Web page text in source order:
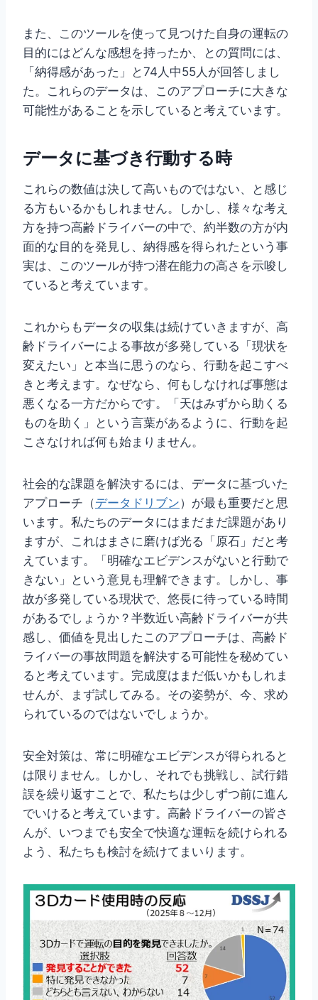
また、このツールを使って見つけた自身の運転の
目的にはどんな感想を持ったか、との質問には、
「納得感があった」と74人中55人が回答しまし
た。これらのデータは、このアプローチに大きな
可能性があることを示していると考えています。
データに基づき行動する時
これらの数値は決して高いものではない、と感じ
る方もいるかもしれません。しかし、様々な考え
方を持つ高齢ドライバーの中で、約半数の方が内
面的な目的を発見し、納得感を得られたという事
実は、このツールが持つ潜在能力の高さを示唆し
ていると考えています。
これからもデータの収集は続けていきますが、高
齢ドライバーによる事故が多発している「現状を
変えたい」と本当に思うのなら、行動を起こすべ
きと考えます。なぜなら、何もしなければ事態は
悪くなる一方だからです。「天はみずから助くる
ものを助く」という言葉があるように、行動を起
こさなければ何も始まりません。
社会的な課題を解決するには、データに基づいた
アプローチ（データドリブン）が最も重要だと思
います。私たちのデータにはまだまだ課題があり
ますが、これはまさに磨けば光る「原石」だと考
えています。「明確なエビデンスがないと行動で
きない」という意見も理解できます。しかし、事
故が多発している現状で、悠長に待っている時間
があるでしょうか？半数近い高齢ドライバーが共
感し、価値を見出したこのアプローチは、高齢ド
ライバーの事故問題を解決する可能性を秘めてい
ると考えています。完成度はまだ低いかもしれま
せんが、まず試してみる。その姿勢が、今、求め
られているのではないでしょうか。
安全対策は、常に明確なエビデンスが得られると
は限りません。しかし、それでも挑戦し、試行錯
誤を繰り返すことで、私たちは少しずつ前に進ん
でいけると考えています。高齢ドライバーの皆さ
んが、いつまでも安全で快適な運転を続けられる
よう、私たちも検討を続けてまいります。